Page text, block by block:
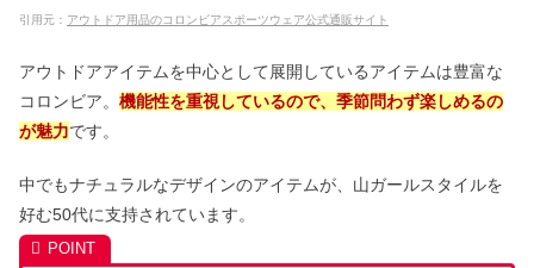
引用元： アウトドア用品のコロンビアスポーツウェア公式通販サイト
アウトドアアイテムを中心として展開しているアイテムは豊富な
コロンビア。 機能性を重視しているので、季節問わず楽しめるの
が魅力です。
中でもナチュラルなデザインのアイテムが、山ガールスタイルを
好む50代に支持されています。